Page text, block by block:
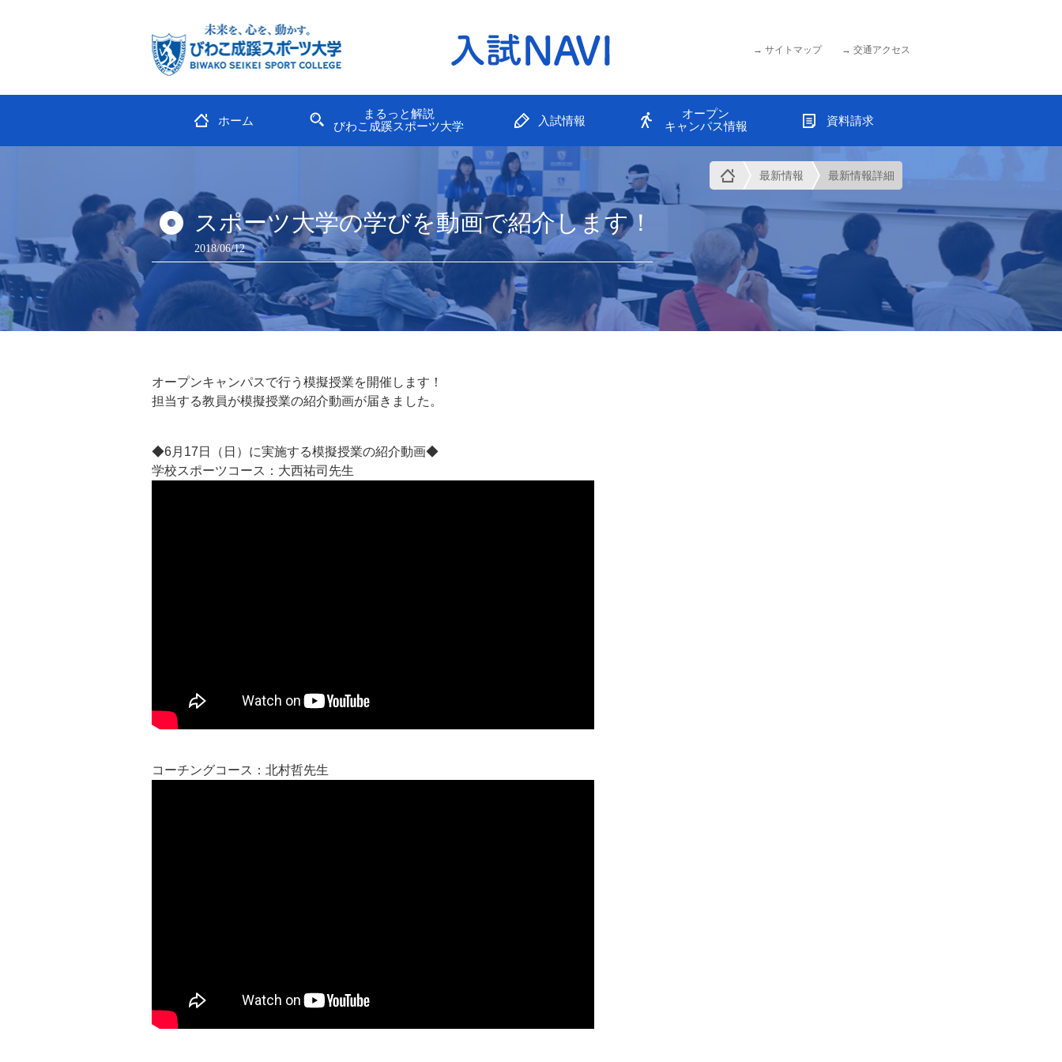
サイトマップ 交通アクセス
ホーム
まるっと解説
びわこ成蹊スポーツ大学
入試情報
オープン
キャンパス情報
資料請求
最新情報 最新情報詳細
スポーツ大学の学びを動画で紹介します！
2018/06/12
オープンキャンパスで行う模擬授業を開催します！
担当する教員が模擬授業の紹介動画が届きました。
◆6月17日（日）に実施する模擬授業の紹介動画◆
学校スポーツコース：大西祐司先生
コーチングコース：北村哲先生